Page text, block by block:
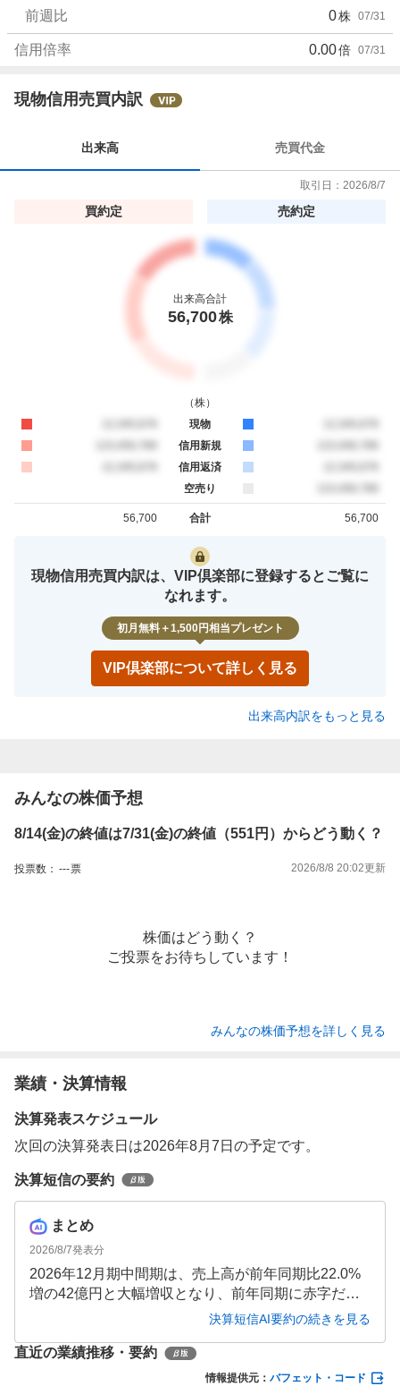
前週比 0株 07/31
信用倍率 0.00倍 07/31
現物信用売買内訳
出来高 売買代金
取引日： 2026/8/7
買約定 売約定
出来高合計
56,700株
（株）
現物
信用新規
信用返済
空売り
合計
56,700 56,700
現物信用売買内訳は、VIP倶楽部に登録するとご覧に
なれます。
初月無料＋1,500円相当プレゼント
VIP倶楽部について詳しく見る
出来高内訳をもっと見る
みんなの株価予想
8/14(金)の終値は7/31(金)の終値（551円）からどう動く？
投票数： ---票 2026/8/8 20:02更新
株価はどう動く？
ご投票をお待ちしています！
みんなの株価予想を詳しく見る
業績・決算情報
決算発表スケジュール
次回の決算発表日は2026年8月7日の予定です。
決算短信の要約
まとめ
2026/8/7発表分
2026年12月期中間期は、売上高が前年同期比22.0%
増の42億円と大幅増収となり、前年同期に赤字だっ
た営業利益・経常利益・純利益がいずれも黒字転換
収増益が見込まれています。
決算短信AI要約の続きを見る
直近の業績推移・要約
情報提供元： バフェット・コード